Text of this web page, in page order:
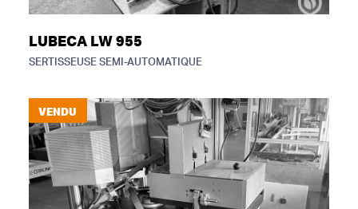
LUBECA LW 955
SERTISSEUSE SEMI-AUTOMATIQUE
VENDU